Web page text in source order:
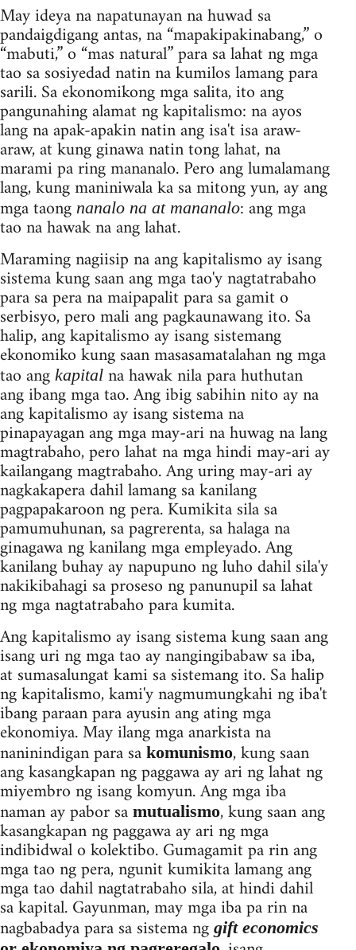
May ideya na napatunayan na huwad sa
pandaigdigang antas, na “mapakipakinabang,” o
“mabuti,” o “mas natural” para sa lahat ng mga
tao sa sosiyedad natin na kumilos lamang para
sarili. Sa ekonomikong mga salita, ito ang
pangunahing alamat ng kapitalismo: na ayos
lang na apak-apakin natin ang isa't isa araw-
araw, at kung ginawa natin tong lahat, na
marami pa ring mananalo. Pero ang lumalamang
lang, kung maniniwala ka sa mitong yun, ay ang
mga taong nanalo na at mananalo: ang mga
tao na hawak na ang lahat.
Maraming nagiisip na ang kapitalismo ay isang
sistema kung saan ang mga tao'y nagtatrabaho
para sa pera na maipapalit para sa gamit o
serbisyo, pero mali ang pagkaunawang ito. Sa
halip, ang kapitalismo ay isang sistemang
ekonomiko kung saan masasamatalahan ng mga
tao ang kapital na hawak nila para huthutan
ang ibang mga tao. Ang ibig sabihin nito ay na
ang kapitalismo ay isang sistema na
pinapayagan ang mga may-ari na huwag na lang
magtrabaho, pero lahat na mga hindi may-ari ay
kailangang magtrabaho. Ang uring may-ari ay
nagkakapera dahil lamang sa kanilang
pagpapakaroon ng pera. Kumikita sila sa
pamumuhunan, sa pagrerenta, sa halaga na
ginagawa ng kanilang mga empleyado. Ang
kanilang buhay ay napupuno ng luho dahil sila'y
nakikibahagi sa proseso ng panunupil sa lahat
ng mga nagtatrabaho para kumita.
Ang kapitalismo ay isang sistema kung saan ang
isang uri ng mga tao ay nangingibabaw sa iba,
at sumasalungat kami sa sistemang ito. Sa halip
ng kapitalismo, kami'y nagmumungkahi ng iba't
ibang paraan para ayusin ang ating mga
ekonomiya. May ilang mga anarkista na
naninindigan para sa komunismo, kung saan
ang kasangkapan ng paggawa ay ari ng lahat ng
miyembro ng isang komyun. Ang mga iba
naman ay pabor sa mutualismo, kung saan ang
kasangkapan ng paggawa ay ari ng mga
indibidwal o kolektibo. Gumagamit pa rin ang
mga tao ng pera, ngunit kumikita lamang ang
mga tao dahil nagtatrabaho sila, at hindi dahil
sa kapital. Gayunman, may mga iba pa rin na
nagbabadya para sa sistema nggift economics